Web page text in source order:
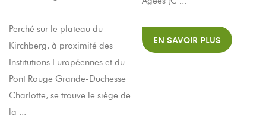
Perché sur le plateau du
Kirchberg, à proximité des
Institutions Européennes et du
Pont Rouge Grande-Duchesse
Charlotte, se trouve le siège de
la ...
EN SAVOIR PLUS